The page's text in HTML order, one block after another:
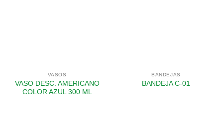
VASOS
VASO DESC. AMERICANO
COLOR AZUL 300 ML
BANDEJAS
BANDEJA C-01